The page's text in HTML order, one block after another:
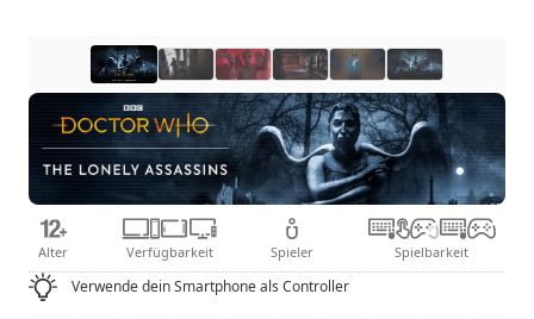
Alter Verfügbarkeit Spieler Spielbarkeit
Verwende dein Smartphone als Controller